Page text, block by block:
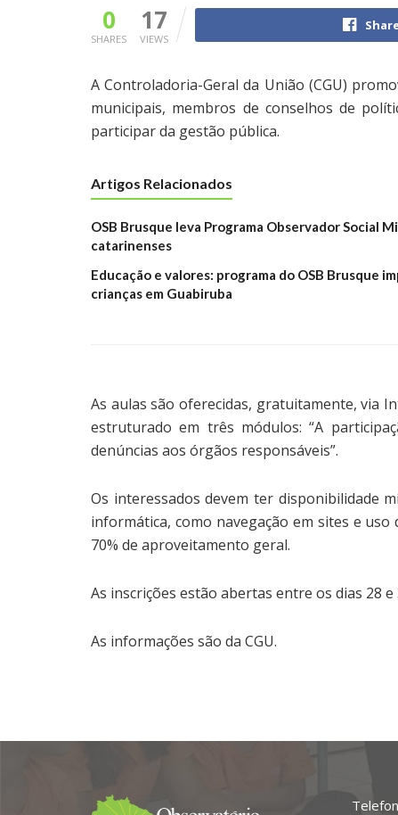
0
SHARES
17
VIEWS
A Controladoria-Geral da União (CGU)
municipais, membros de conselhos de
participar da gestão pública.
Artigos Relacionados
OSB Brusque leva Programa Observador Social
catarinenses
Educação e valores: programa do OSB Brusque
crianças em Guabiruba
As aulas são oferecidas, gratuitamente, via
estruturado em três módulos: “A
denúncias aos órgãos responsáveis”.
Os interessados devem ter disponibilidade
informática, como navegação em sites e
70% de aproveitamento geral.
As inscrições estão abertas entre os dias 28
As informações são da CGU.